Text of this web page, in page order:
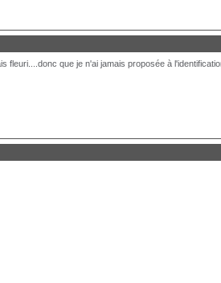
que je n'ai jamais proposée à